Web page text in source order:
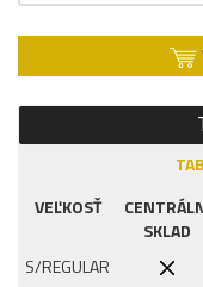
VEĽKOSŤ
SKLAD
S/REGULAR